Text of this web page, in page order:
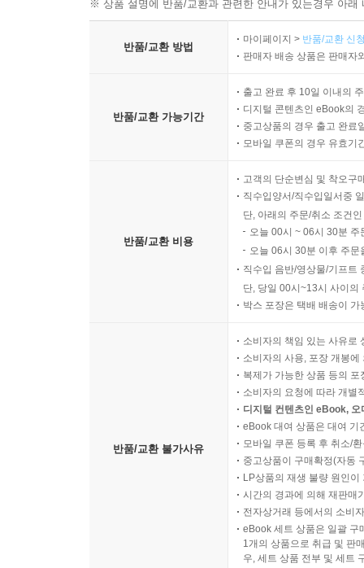
※ 상품 설명에 반품/교환과 관련한 안내가 있는경우 아
반품/교환 방법
마이페이지 > 반품/교환 신
판매자 배송 상품은 판매자
반품/교환 가능기간
출고 완료 후 10일 이내의
디지털 콘텐츠인 eBook의
중고상품의 경우 출고 완료
모바일 쿠폰의 경우 유효기
반품/교환 비용
고객의 단순변심 및 착오구
직수입양서/직수입일서중
단, 아래의 주문/취소 조건
오늘 00시 ~ 06시 30분
오늘 06시 30분 이후 주
직수입 음반/영상물/기프트
단, 당일 00시~13시 사이의
박스 포장은 택배 배송이
반품/교환 불가사유
소비자의 책임 있는 사유로
소비자의 사용, 포장 개봉
복제가 가능한 상품 등의
소비자의 요청에 따라 개별
디지털 컨텐츠인 eBook,
eBook 대여 상품은 대여 기
모바일 쿠폰 등록 후 취소/
중고상품이 구매확정(자동
LP상품의 재생 불량 원인
시간의 경과에 의해 재판매
전자상거래 등에서의 소비
eBook 세트 상품은 일괄 구
1개의 상품으로 취급 및 판
우, 세트 상품 전부 및 세트